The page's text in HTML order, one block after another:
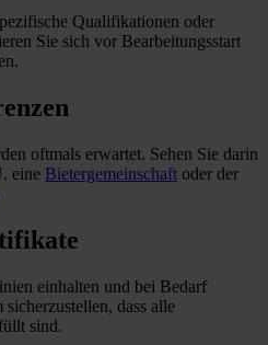
Qualifikationen oder
Sie sich vor Bearbeitungsstart
oftmals erwartet. Sehen Sie darin
eine Bietergemeinschaft oder der
einhalten und bei Bedarf
dass alle
sind.